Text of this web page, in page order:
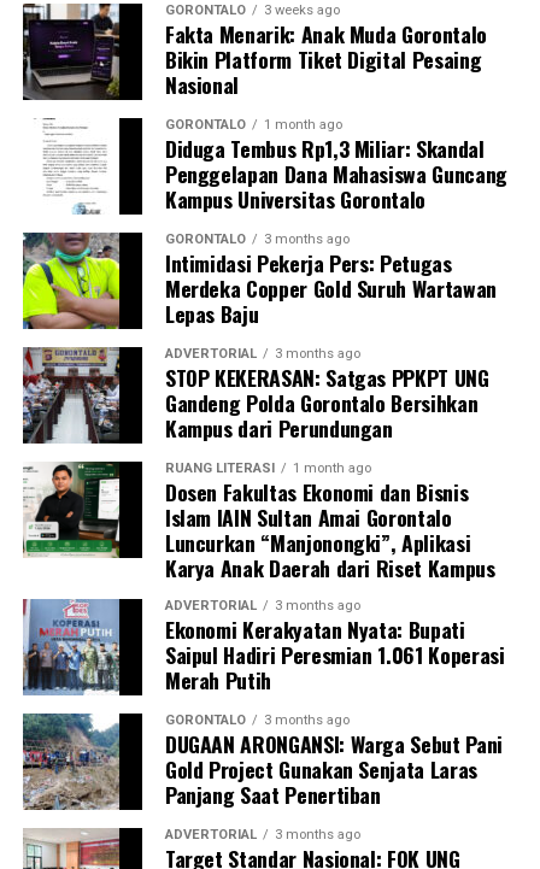
Marwan berharap, shock therapy melalui razia berkala
ini mampu menumbuhkan kesadaran kolektif para
aparatur agar menghormati regulasi jam kerja, serta
tidak meninggalkan kewajiban pelayanan publik demi
kepentingan pribadi.
Terkait mekanisme penindakan, Marwan menjelaskan
bahwa para oknum yang terjaring razia tidak langsung
dijatuhi sanksi disiplin berat. Mereka terlebih dahulu
digiring ke posko untuk menjalani proses administrasi
yustisial, meliputi pembuatan Berita Acara Pemeriksaan
(BAP) lisan serta penandatanganan surat pernyataan
bermeterai untuk tidak mengulangi perbuatan tersebut.
Sebagai langkah lanjutan, draf data klinis identitas para
pegawai yang terjaring akan segera diteruskan secara
resmi ke instansi atau Organisasi Perangkat Daerah
(OPD) asal mereka sebagai bahan evaluasi dan
pembinaan internal oleh kepala dinas.
“Seluruh hasil pendataan orisinal ini akan kami kirimkan
ke instansi masing-masing hari ini juga. Selain itu, draf
laporan ini kami tembuskan langsung kepada Bapak Wali
Kota Gorontalo melalui Sekretaris Daerah sebagai
bentuk pertanggungjawaban konkret hasil razia,”
pungkas Marwan.
Melalui skema pengawasan berlapis dan berkala ini,
Pemerintah Kota Gorontalo memproyeksikan adanya
grafik kenaikan tingkat kedisiplinan aparatur. Dengan
GORONTALO 3 weeks ago
Fakta Menarik: Anak Muda Gorontalo
Bikin Platform Tiket Digital Pesaing
Nasional
GORONTALO 1 month ago
Diduga Tembus Rp1,3 Miliar: Skandal
Penggelapan Dana Mahasiswa Guncang
Kampus Universitas Gorontalo
GORONTALO 3 months ago
Intimidasi Pekerja Pers: Petugas
Merdeka Copper Gold Suruh Wartawan
Lepas Baju
ADVERTORIAL 3 months ago
STOP KEKERASAN: Satgas PPKPT UNG
Gandeng Polda Gorontalo Bersihkan
Kampus dari Perundungan
RUANG LITERASI 1 month ago
Dosen Fakultas Ekonomi dan Bisnis
Islam IAIN Sultan Amai Gorontalo
Luncurkan “Manjonongki”, Aplikasi
Karya Anak Daerah dari Riset Kampus
ADVERTORIAL 3 months ago
Ekonomi Kerakyatan Nyata: Bupati
Saipul Hadiri Peresmian 1.061 Koperasi
Merah Putih
GORONTALO 3 months ago
DUGAAN ARONGANSI: Warga Sebut Pani
Gold Project Gunakan Senjata Laras
Panjang Saat Penertiban
ADVERTORIAL 3 months ago
Target Standar Nasional: FOK UNG